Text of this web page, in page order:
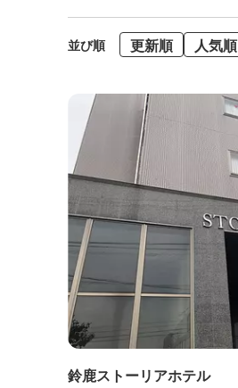
並び順 更新順 人気順
鈴鹿ストーリアホテル